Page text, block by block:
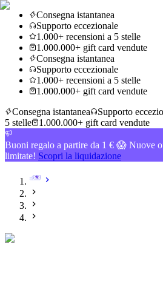
Consegna istantanea
Supporto eccezionale
1.000+ recensioni a 5 stelle
1.000.000+ gift card vendute
Consegna istantanea
Supporto eccezionale
1.000+ recensioni a 5 stelle
1.000.000+ gift card vendute
Consegna istantanea
Supporto
5 stelle
1.000.000+ gift card vendute
Buoni regalo a partire da 1 € 😱 Nuove
limitate! Scopri la liquidazione